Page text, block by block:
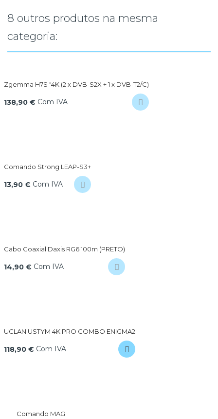
8 outros produtos na mesma
categoria:
Zgemma H7S "4K (2 x DVB-S2X + 1 x DVB-T2/C)
138,90 € Com IVA
Comando Strong LEAP-S3+
13,90 € Com IVA
Cabo Coaxial Daxis RG6 100m (PRETO)
14,90 € Com IVA
UCLAN USTYM 4K PRO COMBO ENIGMA2
118,90 € Com IVA
Comando MAG